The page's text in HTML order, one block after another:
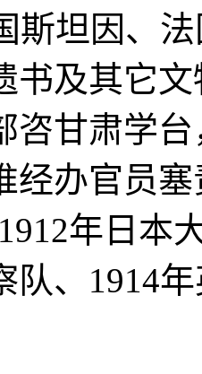
斯坦因、
书及其它
咨甘肃学
经办官员
年日本
队、1914